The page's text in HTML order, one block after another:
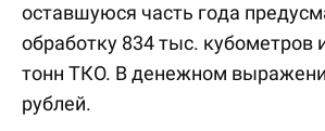
оставшуюся часть года
обработку 834 тыс. кубометров
тонн ТКО. В денежном
рублей.